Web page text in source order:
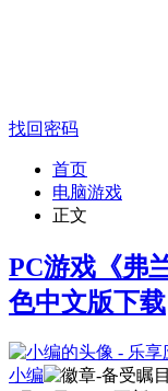
找回密码
首页
电脑游戏
正文
PC游戏《弗
色中文版下载
小编